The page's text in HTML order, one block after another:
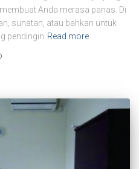
Anda merasa panas. Di
sunatan, atau bahkan untuk
pendingin Read more